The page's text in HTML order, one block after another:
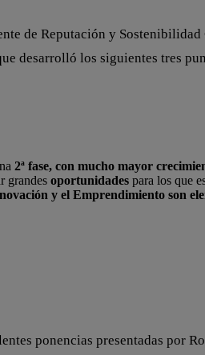
de Reputación y
desarrolló los siguientes tres
2ª fase, con mucho mayor
grandes oportunidades para los que
y el Emprendimiento son
ponencias presentadas por